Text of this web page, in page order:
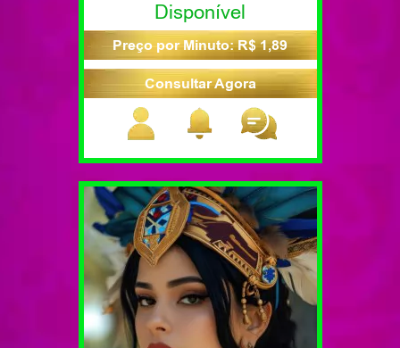
Disponível
Preço por Minuto: R$ 1,89
Consultar Agora